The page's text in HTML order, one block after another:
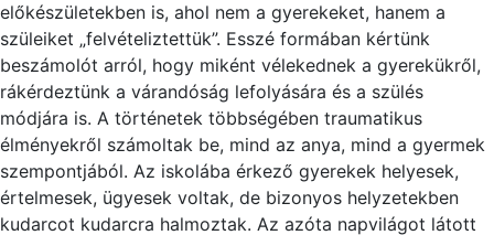
előkészületekben is, ahol nem a gyerekeket, hanem a
szüleiket „felvételiztettük”. Esszé formában kértünk
beszámolót arról, hogy miként vélekednek a gyerekükről,
rákérdeztünk a várandóság lefolyására és a szülés
módjára is. A történetek többségében traumatikus
élményekről számoltak be, mind az anya, mind a gyermek
szempontjából. Az iskolába érkező gyerekek helyesek,
értelmesek, ügyesek voltak, de bizonyos helyzetekben
kudarcot kudarcra halmoztak. Az azóta napvilágot látott